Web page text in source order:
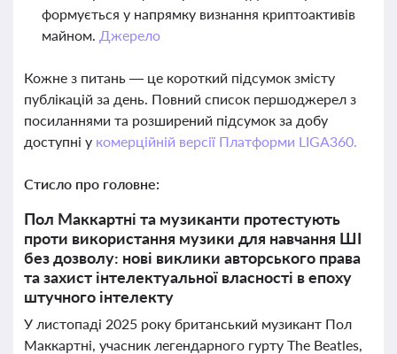
формується у напрямку визнання криптоактивів
майном. Джерело
Кожне з питань — це короткий підсумок змісту
публікацій за день. Повний список першоджерел з
посиланнями та розширений підсумок за добу
доступні у комерційній версії Платформи LIGA360.
Стисло про головне:
Пол Маккартні та музиканти протестують
проти використання музики для навчання ШІ
без дозволу: нові виклики авторського права
та захист інтелектуальної власності в епоху
штучного інтелекту
У листопаді 2025 року британський музикант Пол
Маккартні, учасник легендарного гурту The Beatles,